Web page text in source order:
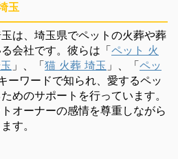
玉
は、埼玉県でペットの火葬や葬
会社です。彼らは「ペット 火
」、「猫 火葬 埼玉 」、「ペッ
ーワードで知られ、愛するペッ
めのサポートを行っています。
オーナーの感情を尊重しながら
す。